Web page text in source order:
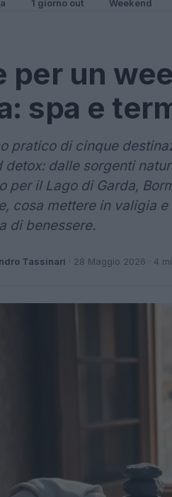
1 giorno out Weekend
per un
spa e
pratico di cinque
detox: dalle sorgenti
per il Lago di Garda,
cosa mettere in valigia
di benessere.
Tassinari · 28 Maggio 2026 · 4